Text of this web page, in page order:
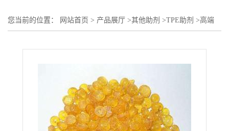
您当前的位置： 网站首页 > 产品展厅 >其他助剂 >TPE助剂 >高端